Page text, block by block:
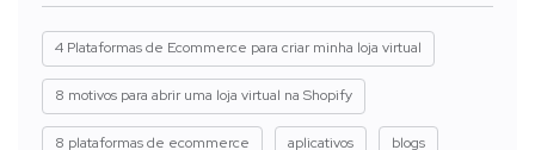
4 Plataformas de Ecommerce para criar minha loja virtual
8 motivos para abrir uma loja virtual na Shopify
8 plataformas de ecommerce aplicativos blogs